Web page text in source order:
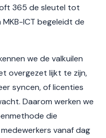
365 de sleutel tot
ICT begeleidt de
we de valkuilen
overgezet lijkt te zijn,
syncen, of licenties
Daarom werken we
die
vanaf dag